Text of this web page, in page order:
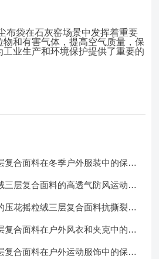
布袋在石灰窑场景中发挥着重要
和有害气体，提高空气质量，保
业生产和环境保护提供了重要的
复合面料在冬季户外服装中的保暖
三层复合面料的高透气防风运动服
压花摇粒绒三层复合面料抗撕裂与
复合面料在户外风衣和夹克中的应
复合面料在户外运动服饰中的保暖